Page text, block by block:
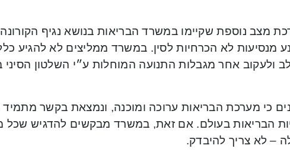
מצב נוספת שקיימו במשרד הבריאות בנושא נגיף
מנסיעות לא הכרחיות לסין. במשרד ממליצים לא להגיע כלל
ולעקוב אחר מגבלות התנועה המוחלות ע״י השלטון הסיני
כי מערכת הבריאות ערוכה ומוכנה, ונמצאת בקשר מתמיד
הבריאות בעולם. אם זאת, במשרד מבקשים להדגיש שכל
– לא צריך להיבדק.